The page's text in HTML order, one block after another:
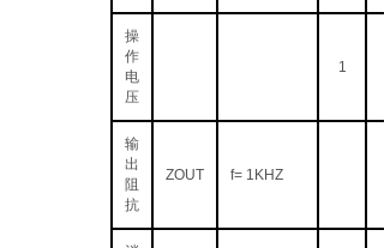
操
作
电
压
1
输
出
阻
抗
ZOUT f= 1KHZ